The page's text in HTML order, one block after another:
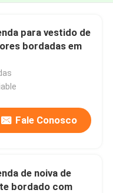
para vestido de
bordadas em
Fale Conosco
de noiva de
bordado com